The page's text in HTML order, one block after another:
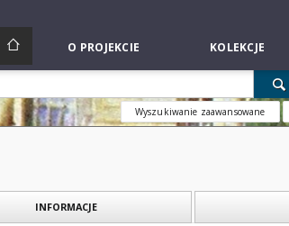
O PROJEKCIE KOLEKCJE
Wyszukiwanie zaawansowane
INFORMACJE